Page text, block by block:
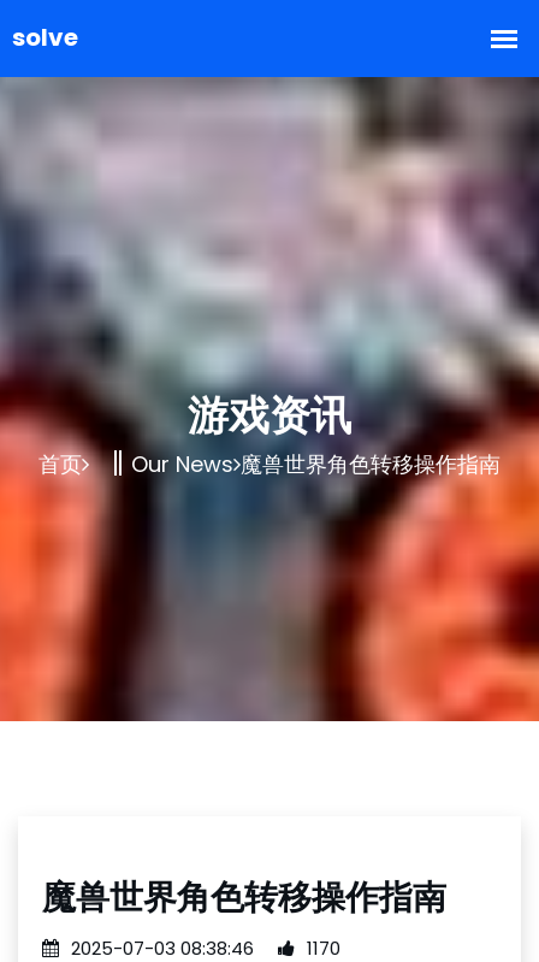
游戏资讯
首页 Our News 魔兽世界角色转移操作指南
魔兽世界角色转移操作指南
2025-07-03 08:38:46 1170